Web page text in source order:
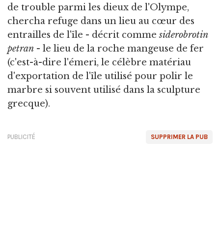
de trouble parmi les dieux de l'Olympe,
chercha refuge dans un lieu au cœur des
entrailles de l'île - décrit commesiderobrotin
petran - le lieu de la roche mangeuse de fer
(c'est-à-dire l'émeri, le célèbre matériau
d'exportation de l'île utilisé pour polir le
marbre si souvent utilisé dans la sculpture
grecque).
SUPPRIMER LA PUB
PUBLICITÉ